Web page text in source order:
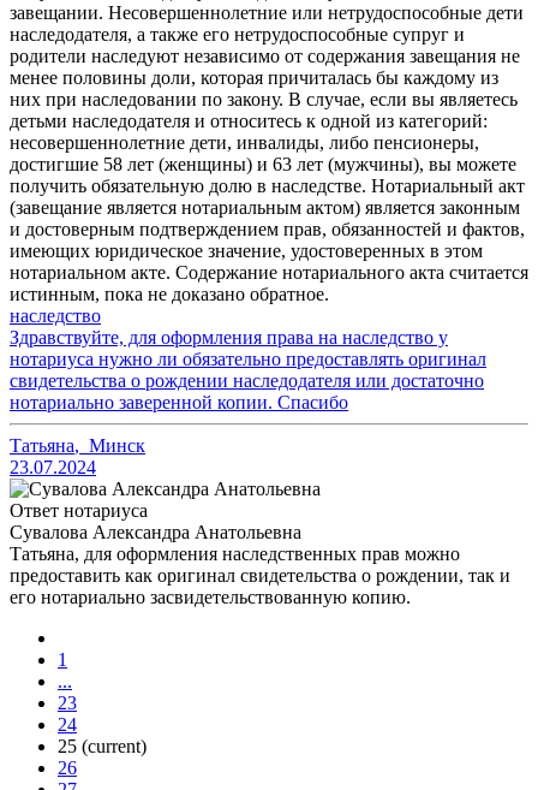
завещании. Несовершеннолетние или нетрудоспособные дети
наследодателя, а также его нетрудоспособные супруг и
родители наследуют независимо от содержания завещания не
менее половины доли, которая причиталась бы каждому из
них при наследовании по закону. В случае, если вы являетесь
детьми наследодателя и относитесь к одной из категорий:
несовершеннолетние дети, инвалиды, либо пенсионеры,
достигшие 58 лет (женщины) и 63 лет (мужчины), вы можете
получить обязательную долю в наследстве. Нотариальный акт
(завещание является нотариальным актом) является законным
и достоверным подтверждением прав, обязанностей и фактов,
имеющих юридическое значение, удостоверенных в этом
нотариальном акте. Содержание нотариального акта считается
истинным, пока не доказано обратное.
наследство
Здравствуйте, для оформления права на наследство у
нотариуса нужно ли обязательно предоставлять оригинал
свидетельства о рождении наследодателя или достаточно
нотариально заверенной копии. Спасибо
Татьяна, Минск
23.07.2024
Ответ нотариуса
Сувалова Александра Анатольевна
Татьяна, для оформления наследственных прав можно
предоставить как оригинал свидетельства о рождении, так и
его нотариально засвидетельствованную копию.
1
...
23
24
25 (current)
26